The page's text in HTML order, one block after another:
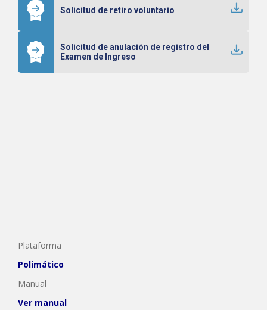
Solicitud de retiro voluntario
Solicitud de anulación de registro del
Examen de Ingreso
Plataforma
Polimático
Manual
Ver manual